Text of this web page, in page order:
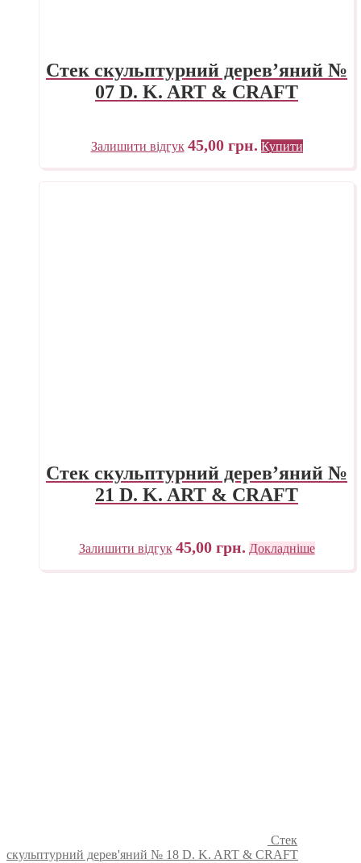
Стек скульптурний дерев’яний №
07 D. K. ART & CRAFT
Залишити відгук 45,00 грн. Купити
Стек скульптурний дерев’яний №
21 D. K. ART & CRAFT
Залишити відгук 45,00 грн. Докладніше
Стек
скульптурний дерев'яний № 18 D. K. ART & CRAFT